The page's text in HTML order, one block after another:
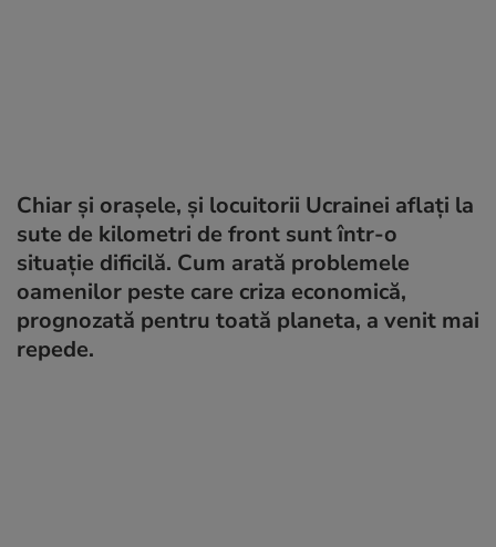
Chiar și orașele, și locuitorii Ucrainei aflați la
sute de kilometri de front sunt într-o
situație dificilă. Cum arată problemele
oamenilor peste care criza economică,
prognozată pentru toată planeta, a venit mai
repede.